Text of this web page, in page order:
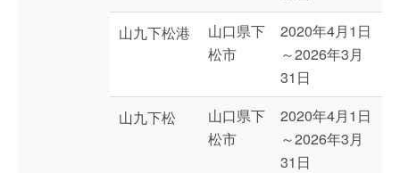
山九下松港
山口県下
松市
2020年4月1日
～2026年3月
31日
山九下松
山口県下
松市
2020年4月1日
～2026年3月
31日